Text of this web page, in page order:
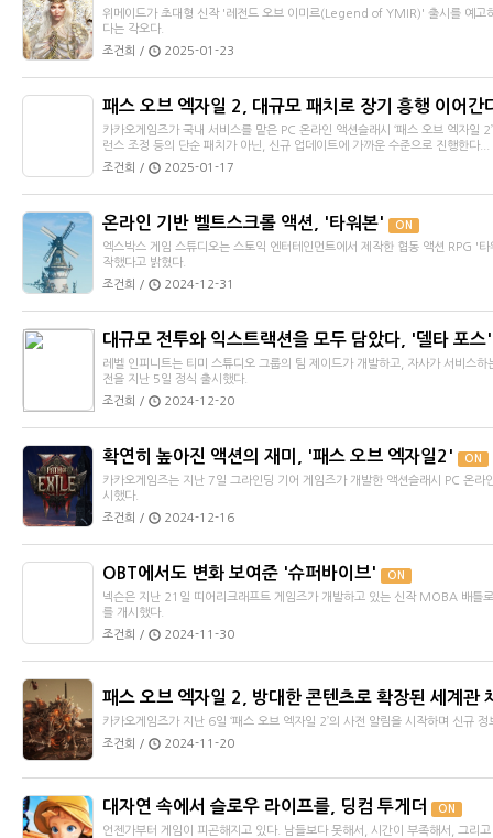
위메이드가 초대형 신작 '레전드 오브 이미르(Legend of YMIR)' 출시를 예고
다는 각오다.
조건희 /
2025-01-23
패스 오브 엑자일 2, 대규모 패치로 장기 흥행 이어간
카카오게임즈가 국내 서비스를 맡은 PC 온라인 액션슬래시 ‘패스 오브 엑자일
런스 조정 등의 단순 패치가 아닌, 신규 업데이트에 가까운 수준으로 진행한다...
조건희 /
2025-01-17
온라인 기반 벨트스크롤 액션, '타워본' ON
엑스박스 게임 스튜디오는 스토익 엔터테인먼트에서 제작한 협동 액션 RPG '
작했다고 밝혔다.
조건희 /
2024-12-31
대규모 전투와 익스트랙션을 모두 담았다, '델타 포스'
레벨 인피니트는 티미 스튜디오 그룹의 팀 제이드가 개발하고, 자사가 서비스
전을 지난 5일 정식 출시했다.
조건희 /
2024-12-20
확연히 높아진 액션의 재미, '패스 오브 엑자일2' ON
카카오게임즈는 지난 7일 그라인딩 기어 게임즈가 개발한 액션슬래시 PC 온
시했다.
조건희 /
2024-12-16
OBT에서도 변화 보여준 '슈퍼바이브' ON
넥슨은 지난 21일 띠어리크래프트 게임즈가 개발하고 있는 신작 MOBA 배틀
를 개시했다.
조건희 /
2024-11-30
패스 오브 엑자일 2, 방대한 콘텐츠로 확장된 세계관
카카오게임즈가 지난 6일 ‘패스 오브 엑자일 2’의 사전 알림을 시작하며 신규
조건희 /
2024-11-20
대자연 속에서 슬로우 라이프를, 딩컴 투게더 ON
언젠가부터 게임이 피곤해지고 있다. 남들보다 못해서, 시간이 부족해서, 그리